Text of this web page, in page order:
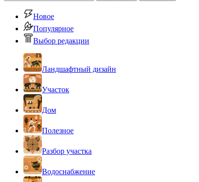
Новое
Популярное
Выбор редакции
Ландшафтный дизайн
Участок
Дом
Полезное
Разбор участка
Водоснабжение